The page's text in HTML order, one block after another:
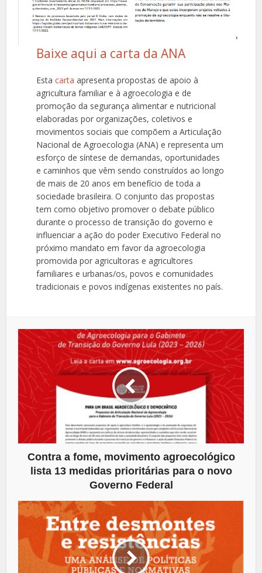
Baixe aqui a carta da ANA
Estacartaapresenta propostas de apoio à
agricultura familiar e à agroecologia e de
promoção da segurança alimentar e nutricional
elaboradas por organizações, coletivos e
movimentos sociais que compõem a Articulação
Nacional de Agroecologia (ANA) e representa um
esforço de síntese de demandas, oportunidades
e caminhos que vêm sendo construídos ao longo
de mais de 20 anos em benefício de toda a
sociedade brasileira. O conjunto das propostas
tem como objetivo promover o debate público
durante o processo de transição do governo e
influenciar a ação do poder Executivo Federal no
próximo mandato em favor da agroecologia
promovida por agricultoras e agricultores
familiares e urbanas/os, povos e comunidades
tradicionais e povos indígenas existentes no país.
Contra a fome, movimento agroecológico
lista 13 medidas prioritárias para o novo
Governo Federal